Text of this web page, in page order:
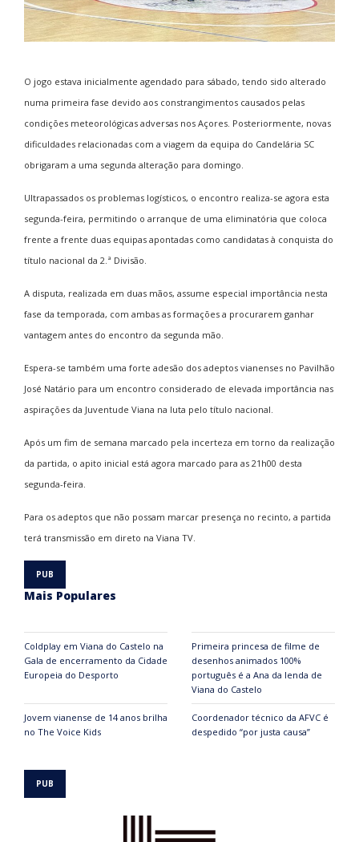
O jogo estava inicialmente agendado para sábado, tendo sido alterado
numa primeira fase devido aos constrangimentos causados pelas
condições meteorológicas adversas nos Açores. Posteriormente, novas
dificuldades relacionadas com a viagem da equipa do Candelária SC
obrigaram a uma segunda alteração para domingo.
Ultrapassados os problemas logísticos, o encontro realiza-se agora esta
segunda-feira, permitindo o arranque de uma eliminatória que coloca
frente a frente duas equipas apontadas como candidatas à conquista do
título nacional da 2.ª Divisão.
A disputa, realizada em duas mãos, assume especial importância nesta
fase da temporada, com ambas as formações a procurarem ganhar
vantagem antes do encontro da segunda mão.
Espera-se também uma forte adesão dos adeptos vianenses no Pavilhão
José Natário para um encontro considerado de elevada importância nas
aspirações da Juventude Viana na luta pelo título nacional.
Após um fim de semana marcado pela incerteza em torno da realização
da partida, o apito inicial está agora marcado para as 21h00 desta
segunda-feira.
Para os adeptos que não possam marcar presença no recinto, a partida
terá transmissão em direto na Viana TV.
Mais Populares
Coldplay em Viana do Castelo na
Gala de encerramento da Cidade
Europeia do Desporto
Primeira princesa de filme de
desenhos animados 100%
português é a Ana da lenda de
Viana do Castelo
Jovem vianense de 14 anos brilha
no The Voice Kids
Coordenador técnico da AFVC é
despedido “por justa causa”